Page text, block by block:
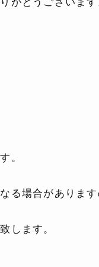
。
る場合がありま
します。